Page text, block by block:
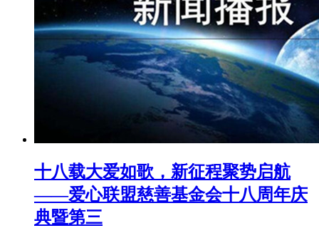
十八载大爱如歌，新征程聚势启航
——爱心联盟慈善基金会十八周年庆
典暨第三